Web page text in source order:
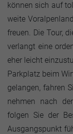
können sich auf
weite
freuen. Die Tour,
verlangt eine
eher leicht
Parkplatz beim
gelangen, fahren
nehmen nach
folgen Sie der
Ausgangspunkt